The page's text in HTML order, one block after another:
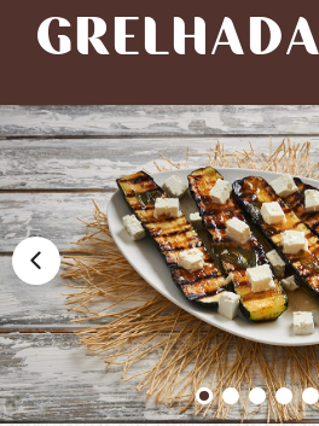
GRELHADA